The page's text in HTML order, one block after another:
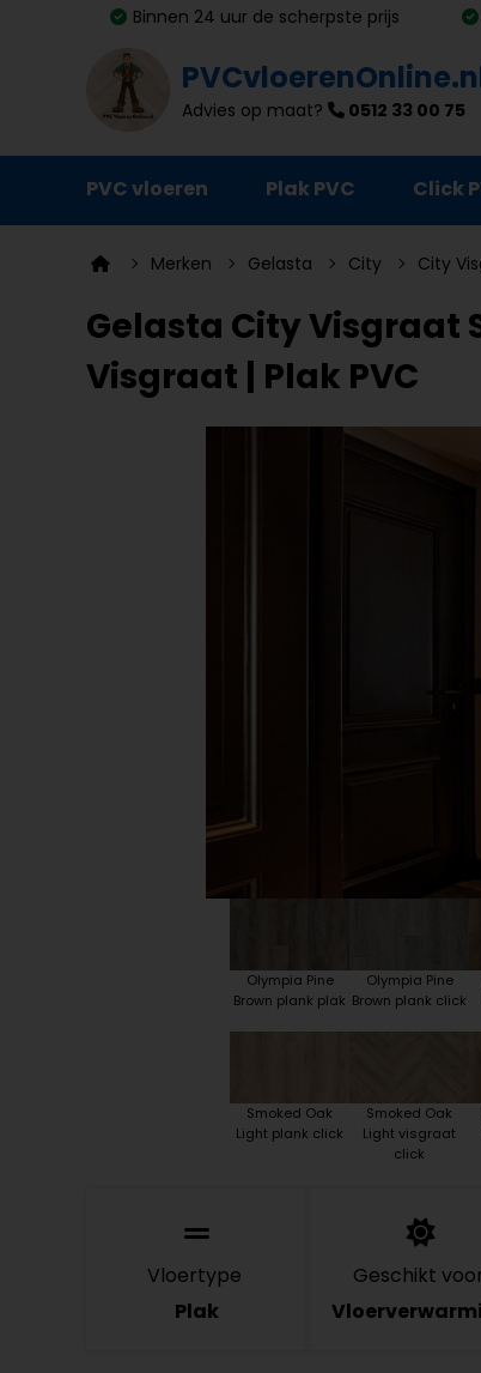
Binnen 24 uur de scherpste prijs
Advies op maat? 0512 33 00 75
PVC vloeren Plak PVC Click
Ondervloeren
Plinten
Deurmatten
Vloer- en trapprofielen
Merken Gelasta City City
Gelasta City Visgraat
Visgraat | Plak PVC
Olympia Pine
Brown plank plak
Olympia Pine
Brown plank click
Smoked Oak
Light plank click
Smoked Oak
Light visgraat
click
Vloertype
Plak
Geschikt